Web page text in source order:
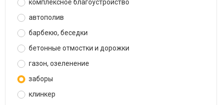
комплексное благоустройство
автополив
барбекю, беседки
бетонные отмостки и дорожки
газон, озеленение
заборы
клинкер